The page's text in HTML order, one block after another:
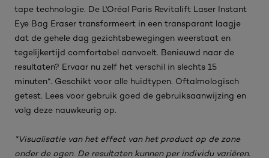
tape technologie. De L'Oréal Paris Revitalift Laser Instant
Eye Bag Eraser transformeert in een transparant laagje
dat de gehele dag gezichtsbewegingen weerstaat en
tegelijkertijd comfortabel aanvoelt. Benieuwd naar de
resultaten? Ervaar nu zelf het verschil in slechts 15
minuten*. Geschikt voor alle huidtypen. Oftalmologisch
getest. Lees voor gebruik goed de gebruiksaanwijzing en
volg deze nauwkeurig op.
*Visualisatie van het effect van het product op de zone
onder de ogen. De resultaten kunnen per individu variëren.